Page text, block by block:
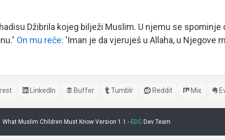
Džibrila kojeg bilježi Muslim. U njemu se spominje
" On mu reče: 'Iman je da vjeruješ u Allaha, u Njegove
LinkedIn Buffer Tumblr Reddit Mix
What Muslim Children Must Know Version 1.1 - EDC Dev Team